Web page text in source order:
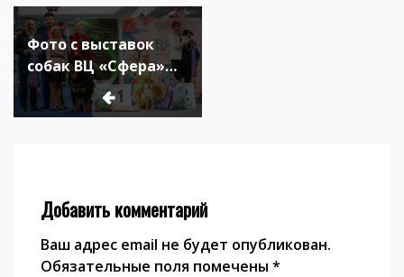
Навигация
по
записям
Фото с выставок
собак ВЦ «Сфера»
26.01.25
Добавить комментарий
Ваш адрес email не будет опубликован.
Обязательные поля помечены *